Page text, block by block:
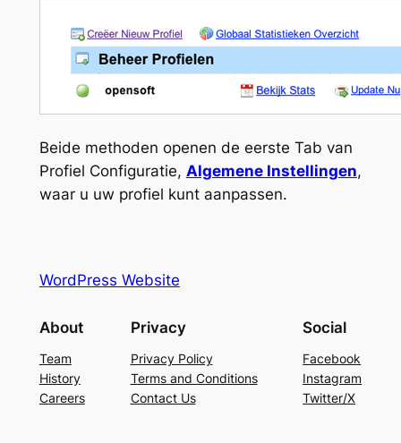
Beide methoden openen de eerste Tab van
Profiel Configuratie, Algemene Instellingen,
waar u uw profiel kunt aanpassen.
WordPress Website
About
Team
History
Careers
Privacy
Privacy Policy
Terms and Conditions
Contact Us
Social
Facebook
Instagram
Twitter/X